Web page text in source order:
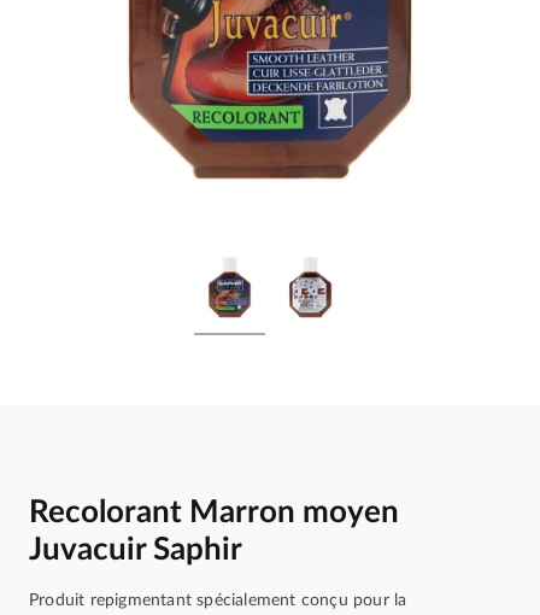
Recolorant Marron moyen
Juvacuir Saphir
Produit repigmentant spécialement conçu pour la